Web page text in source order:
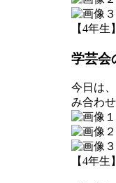
【4年生
学芸会
今日は
み合わ
【4年生